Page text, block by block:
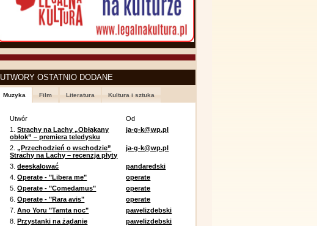
UTWORY OSTATNIO DODANE
Muzyka Film Literatura Kultura i sztuka
Utwór
Od
1.Strachy na Lachy „Obłąkany
obłok” – premiera teledysku
ja-g-k@wp.pl
2.„Przechodzień o wschodzie”
Strachy na Lachy – recenzja płyty
ja-g-k@wp.pl
3.deeskalować
pandaredski
4.Operate - "Libera me"
operate
5.Operate - "Comedamus"
operate
6.Operate - "Rara avis"
operate
7.Ano Yoru "Tamta noc"
pawelizdebski
8.Przystanki na żądanie
pawelizdebski